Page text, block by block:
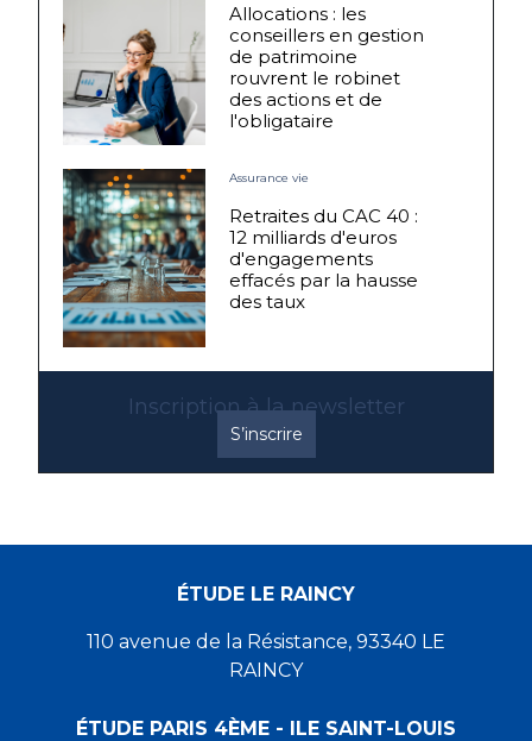
Allocations : les
conseillers en gestion
de patrimoine
rouvrent le robinet
des actions et de
l'obligataire
Assurance vie
Retraites du CAC 40 :
12 milliards d'euros
d'engagements
effacés par la hausse
des taux
Inscription à la newsletter
S’inscrire
ÉTUDE LE RAINCY
110 avenue de la Résistance, 93340 LE
RAINCY
ÉTUDE PARIS 4ÈME - ILE SAINT-LOUIS